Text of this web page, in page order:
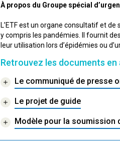
À propos du Groupe spécial
L’ETF est un organe consultatif et
y compris les pandémies. Il fournit
leur utilisation lors d’épidémies ou
Retrouvez les documents en
Le communiqué de presse
Le projet de guide
Modèle pour la soumission